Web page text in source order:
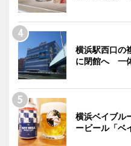
横浜駅西口の
に閉館へ 一
横浜ベイブル
ービール「ベ